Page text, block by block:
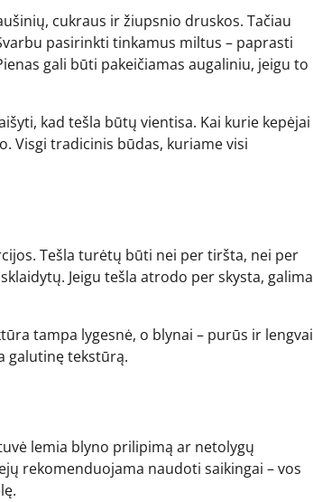
cukraus ir žiupsnio druskos. Tačiau
pasirinkti tinkamus miltus – paprasti
gali būti pakeičiamas augaliniu, jeigu to
kad tešla būtų vientisa. Kai kurie kepėjai
Visgi tradicinis būdas, kuriame visi
Tešla turėtų būti nei per tiršta, nei per
Jeigu tešla atrodo per skysta, galima
tampa lygesnė, o blynai – purūs ir lengvai
galutinę tekstūrą.
lemia blyno prilipimą ar netolygų
rekomenduojama naudoti saikingai – vos